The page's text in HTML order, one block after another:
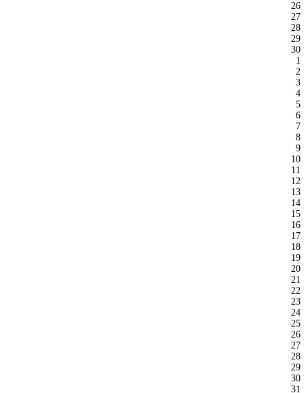
26
27
28
29
30
1
2
3
4
5
6
7
8
9
10
11
12
13
14
15
16
17
18
19
20
21
22
23
24
25
26
27
28
29
30
31